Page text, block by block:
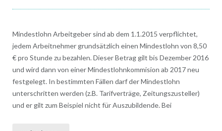
Mindestlohn Arbeitgeber sind ab dem 1.1.2015 verpflichtet,
jedem Arbeitnehmer grundsätzlich einen Mindestlohn von 8,50
€ pro Stunde zu bezahlen. Dieser Betrag gilt bis Dezember 2016
und wird dann von einer Mindestlohnkommision ab 2017 neu
festgelegt. In bestimmten Fällen darf der Mindestlohn
unterschritten werden (z.B. Tarifverträge, Zeitungszusteller)
und er gilt zum Beispiel nicht für Auszubildende. Bei